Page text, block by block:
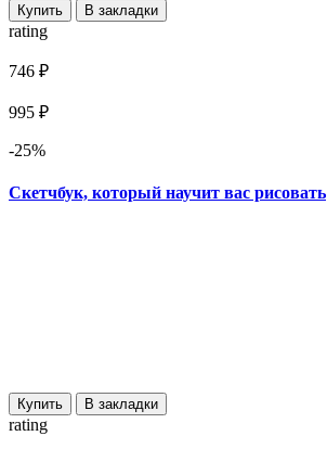
Купить В закладки
rating
746 ₽
995 ₽
-25%
Скетчбук, который научит вас рисовать
Купить В закладки
rating